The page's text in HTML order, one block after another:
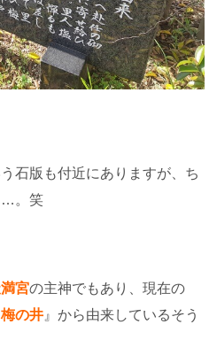
う石版も付近にありますが、ち
…。笑
宮の主神でもあり、現在の
梅の井 』から由来しているそう